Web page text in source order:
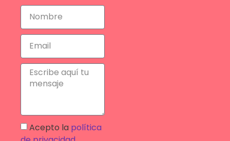
Acepto la política